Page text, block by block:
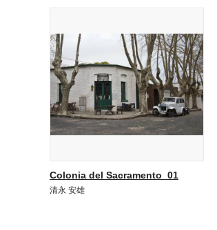
Colonia del Sacramento_01
清永 安雄